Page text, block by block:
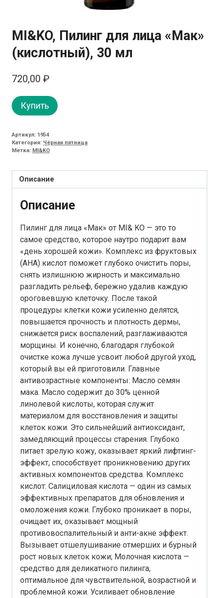
MI&KO, Пилинг для лица «Мак»
(кислотный), 30 мл
720,00 ₽
Купить
Артикул: 1954
Категория: Чёрная пятница
Метка: MI&KO
Описание
Описание
Пилинг для лица «Мак» от MI& KO — это то
самое средство, которое наутро подарит вам
«день хорошей кожи». Комплекс из фруктовых
(AHA) кислот поможет глубоко очистить поры,
снять излишнюю жирность и максимально
разгладить рельеф, бережно удалив каждую
ороговевшую клеточку. После такой
процедуры клетки кожи усиленно делятся,
повышается прочность и плотность дермы,
снижается риск воспалений, разглаживаются
морщины. И конечно, благодаря глубокой
очистке кожа лучше усвоит любой другой уход,
который вы ей приготовили. Главные
антивозрастные компоненты: Масло семян
мака. Масло содержит до 30% ценной
линолевой кислоты, которая служит
материалом для восстановления и защиты
клеток кожи. Это сильнейший антиоксидант,
замедляющий процессы старения. Глубоко
питает зрелую кожу, оказывает яркий лифтинг-
эффект, способствует проникновению других
активных компонентов средства. Комплекс
кислот: Салициловая кислота — один из самых
эффективных препаратов для обновления и
омоложения кожи. Глубоко проникает в поры,
очищает их, оказывает мощный
противовоспалительный и анти-акне эффект.
Вызывает отшелушивание отмерших и бурный
рост новых клеток кожи; Молочная кислота —
средство для деликатного пилинга,
оптимальное для чувствительной, возрастной и
проблемной кожи. Усиливает обновление